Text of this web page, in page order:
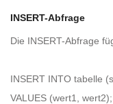
INSERT-Abfrage
Die INSERT-Abfrage
INSERT INTO tabelle
VALUES (wert1, wert2);